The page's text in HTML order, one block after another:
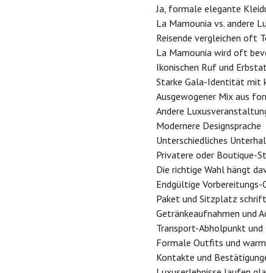
Ja, formale elegante
La Mamounia vs. andere
Reisende vergleichen oft
La Mamounia wird oft
Ikonischen Ruf und
Starke Gala-Identität mit
Ausgewogener Mix aus
Andere
Modernere Designsprache
Unterschiedliches
Privatere oder Boutique-
Die richtige Wahl hängt
Endgültige
Paket und Sitzplatz
Getränkeaufnahmen und
Transport-Abholpunkt
Formale Outfits und
Kontakte und